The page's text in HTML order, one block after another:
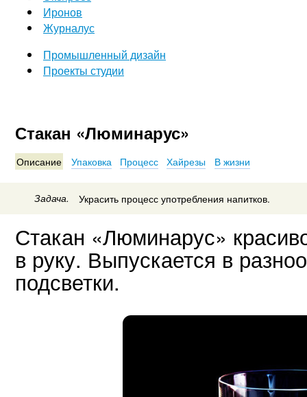
Иронов
Журналус
Промышленный дизайн
Проекты студии
Стакан «Люминарус»
Описание Упаковка Процесс Хайрезы В жизни
Задача. Украсить процесс употребления напитков.
Стакан «Люминарус»
в руку. Выпускается в
подсветки.